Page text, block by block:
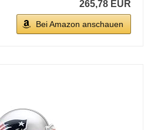
265,78 EUR
Bei Amazon anschauen